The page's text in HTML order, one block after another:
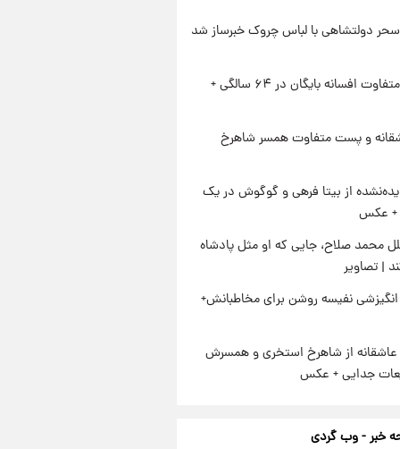
دولتشاهی با لباس چروک خبرساز شد
استایل متفاوت افسانه بایگان در ۶۴ سالگی +
و پست متفاوت همسر شاهرخ
از بیتا فرهی و گوگوش در یک
عکس
محمد صلاح، جایی که او مثل پادشاه
| تصاویر
نفیسه روشن برای مخاطبانش+
از شاهرخ استخری و همسرش
جدایی + عکس
خبر - وب گردی